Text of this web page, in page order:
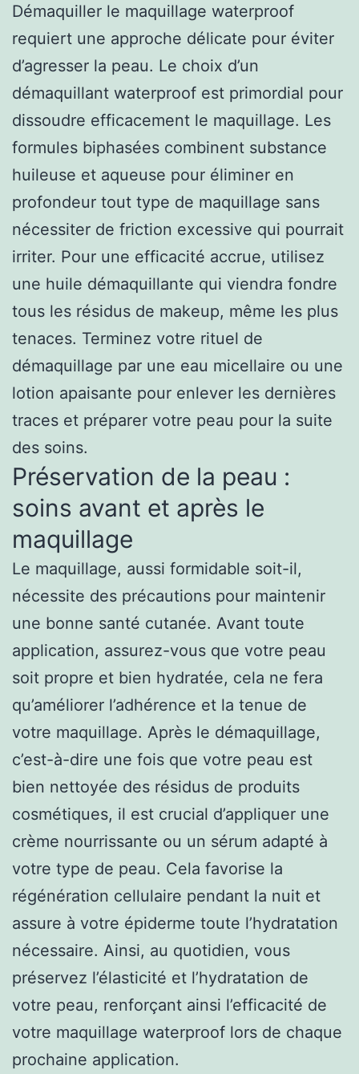
Démaquiller le maquillage waterproof
requiert une approche délicate pour éviter
d’agresser la peau. Le choix d’un
démaquillant waterproof est primordial pour
dissoudre efficacement le maquillage. Les
formules biphasées combinent substance
huileuse et aqueuse pour éliminer en
profondeur tout type de maquillage sans
nécessiter de friction excessive qui pourrait
irriter. Pour une efficacité accrue, utilisez
une huile démaquillante qui viendra fondre
tous les résidus de makeup, même les plus
tenaces. Terminez votre rituel de
démaquillage par une eau micellaire ou une
lotion apaisante pour enlever les dernières
traces et préparer votre peau pour la suite
des soins.
Préservation de la peau :
soins avant et après le
maquillage
Le maquillage, aussi formidable soit-il,
nécessite des précautions pour maintenir
une bonne santé cutanée. Avant toute
application, assurez-vous que votre peau
soit propre et bien hydratée, cela ne fera
qu’améliorer l’adhérence et la tenue de
votre maquillage. Après le démaquillage,
c’est-à-dire une fois que votre peau est
bien nettoyée des résidus de produits
cosmétiques, il est crucial d’appliquer une
crème nourrissante ou un sérum adapté à
votre type de peau. Cela favorise la
régénération cellulaire pendant la nuit et
assure à votre épiderme toute l’hydratation
nécessaire. Ainsi, au quotidien, vous
préservez l’élasticité et l’hydratation de
votre peau, renforçant ainsi l’efficacité de
votre maquillage waterproof lors de chaque
prochaine application.